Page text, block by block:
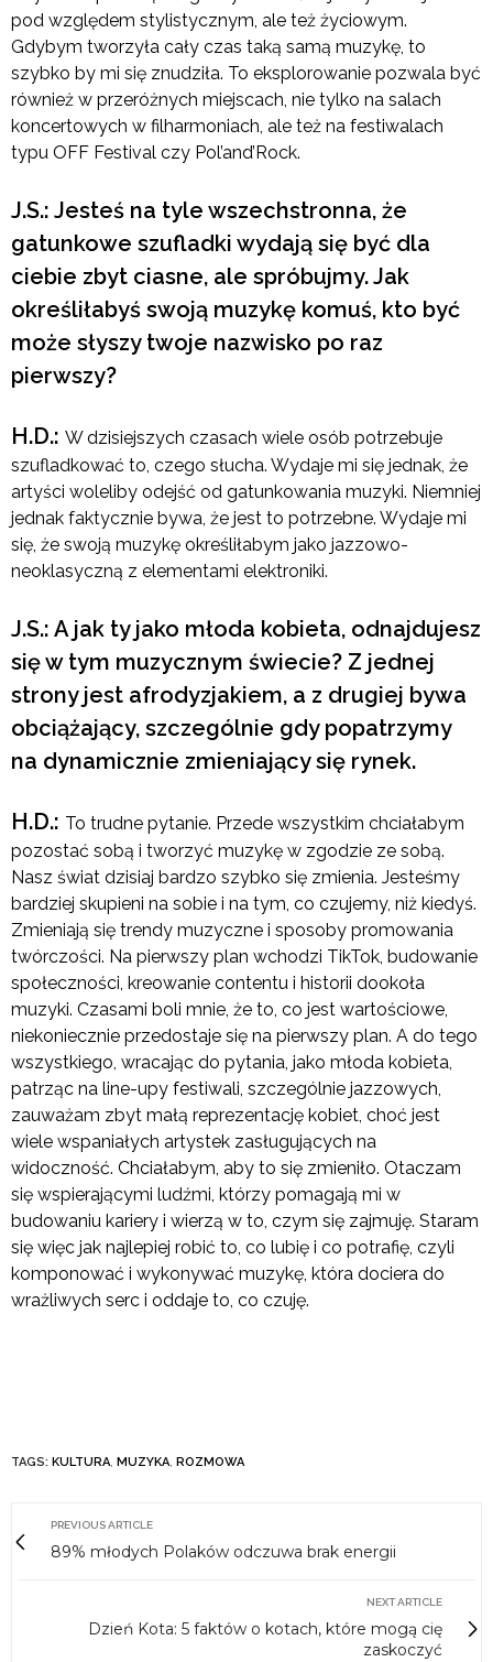
pod względem stylistycznym, ale też życiowym.
Gdybym tworzyła cały czas taką samą muzykę, to
szybko by mi się znudziła. To eksplorowanie pozwala być
również w przeróżnych miejscach, nie tylko na salach
koncertowych w filharmoniach, ale też na festiwalach
typu OFF Festival czy Pol’and’Rock.
J.S.: Jesteś na tyle wszechstronna, że
gatunkowe szufladki wydają się być dla
ciebie zbyt ciasne, ale spróbujmy. Jak
określiłabyś swoją muzykę komuś, kto być
może słyszy twoje nazwisko po raz
pierwszy?
H.D.: W dzisiejszych czasach wiele osób potrzebuje
szufladkować to, czego słucha. Wydaje mi się jednak, że
artyści woleliby odejść od gatunkowania muzyki. Niemniej
jednak faktycznie bywa, że jest to potrzebne. Wydaje mi
się, że swoją muzykę określiłabym jako jazzowo-
neoklasyczną z elementami elektroniki.
J.S.: A jak ty jako młoda kobieta, odnajdujesz
się w tym muzycznym świecie? Z jednej
strony jest afrodyzjakiem, a z drugiej bywa
obciążający, szczególnie gdy popatrzymy
na dynamicznie zmieniający się rynek.
H.D.: To trudne pytanie. Przede wszystkim chciałabym
pozostać sobą i tworzyć muzykę w zgodzie ze sobą.
Nasz świat dzisiaj bardzo szybko się zmienia. Jesteśmy
bardziej skupieni na sobie i na tym, co czujemy, niż kiedyś.
Zmieniają się trendy muzyczne i sposoby promowania
twórczości. Na pierwszy plan wchodzi TikTok, budowanie
społeczności, kreowanie contentu i historii dookoła
muzyki. Czasami boli mnie, że to, co jest wartościowe,
niekoniecznie przedostaje się na pierwszy plan. A do tego
wszystkiego, wracając do pytania, jako młoda kobieta,
patrząc na line-upy festiwali, szczególnie jazzowych,
zauważam zbyt małą reprezentację kobiet, choć jest
wiele wspaniałych artystek zasługujących na
widoczność. Chciałabym, aby to się zmieniło. Otaczam
się wspierającymi ludźmi, którzy pomagają mi w
budowaniu kariery i wierzą w to, czym się zajmuję. Staram
się więc jak najlepiej robić to, co lubię i co potrafię, czyli
komponować i wykonywać muzykę, która dociera do
wrażliwych serc i oddaje to, co czuję.
TAGS: KULTURA, MUZYKA, ROZMOWA
PREVIOUS ARTICLE
89% młodych Polaków odczuwa brak energii
NEXT ARTICLE
Dzień Kota: 5 faktów o kotach, które mogą cię
zaskoczyć